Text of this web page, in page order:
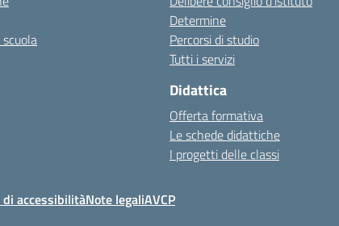
Determine
Percorsi di studio
Tutti i servizi
Didattica
Offerta formativa
Le schede didattiche
I progetti delle classi
di accessibilitàNote legaliAVCP